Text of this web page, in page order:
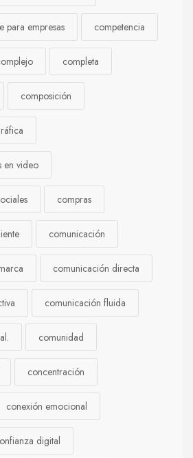
para empresas competencia
completa
composición
en video
compras
comunicación
comunicación directa
comunicación fluida
comunidad
concentración
conexión emocional
digital